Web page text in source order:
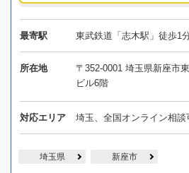
最寄駅 東武鉄道「志木駅」徒歩1
所在地
〒352-0001 埼玉県新座市
ビル6階
対応エリア 埼玉、全国オンライン相談
埼玉県 新座市